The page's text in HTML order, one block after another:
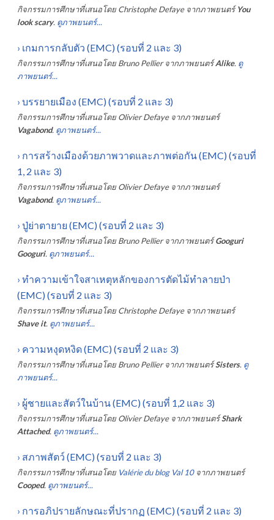
กิจกรรมการศึกษาที่เสนอโดย Christophe Defaye จากภาพยนตร์ You
look scary. ดูภาพยนตร์...
› เกมการกลับตัว (EMC) (รอบที่ 2 และ 3)
กิจกรรมการศึกษาที่เสนอโดย Bruno Pellier จากภาพยนตร์ Alike. ดู
ภาพยนตร์...
› บรรยายเมือง (EMC) (รอบที่ 2 และ 3)
กิจกรรมการศึกษาที่เสนอโดย Olivier Defaye จากภาพยนตร์
Vagabond. ดูภาพยนตร์...
› การสร้างเมืองด้วยภาพวาดและภาพต่อกัน (EMC) (รอบที่
1, 2 และ 3)
กิจกรรมการศึกษาที่เสนอโดย Olivier Defaye จากภาพยนตร์
Vagabond. ดูภาพยนตร์...
› ปู่ย่าตายาย (EMC) (รอบที่ 2 และ 3)
กิจกรรมการศึกษาที่เสนอโดย Bruno Pellier จากภาพยนตร์ Googuri
Googuri. ดูภาพยนตร์...
› ทำความเข้าใจสาเหตุหลักของการตัดไม้ทำลายป่า
(EMC) (รอบที่ 2 และ 3)
กิจกรรมการศึกษาที่เสนอโดย Christophe Defaye จากภาพยนตร์
Shave it. ดูภาพยนตร์...
› ความหงุดหงิด (EMC) (รอบที่ 2 และ 3)
กิจกรรมการศึกษาที่เสนอโดย Bruno Pellier จากภาพยนตร์Sisters. ดู
ภาพยนตร์...
› ผู้ชายและสัตว์ในบ้าน (EMC) (รอบที่ 1,2 และ 3)
กิจกรรมการศึกษาที่เสนอโดย Olivier Defaye จากภาพยนตร์Shark
Attached. ดูภาพยนตร์...
› สภาพสัตว์ (EMC) (รอบที่ 2 และ 3)
กิจกรรมการศึกษาที่เสนอโดย Valérie du blog Val 10 จากภาพยนตร์
Cooped. ดูภาพยนตร์...
› การอภิปรายลักษณะที่ปรากฏ (EMC) (รอบที่ 2 และ 3)